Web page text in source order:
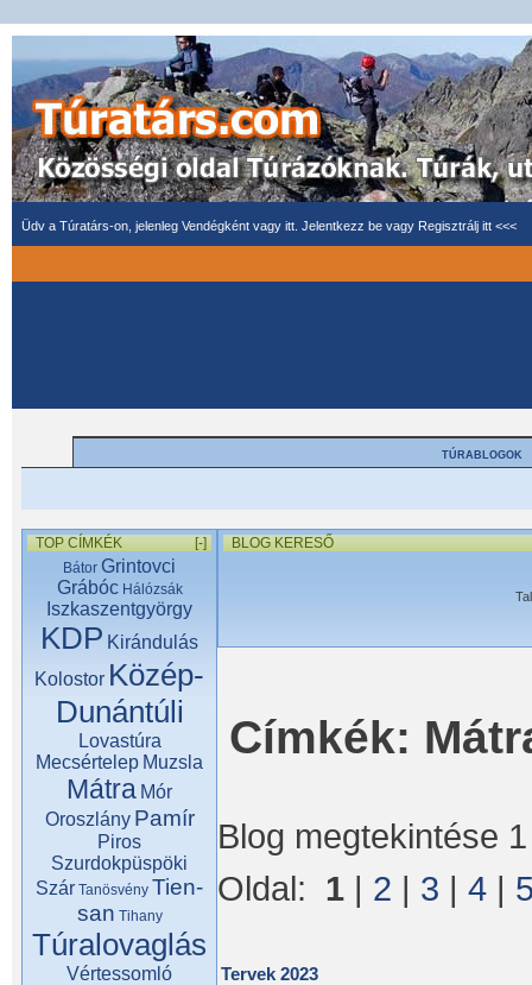
Üdv a Túratárs-on, jelenleg Vendégként vagy itt. Jelentkezz be vagy Regisztrálj itt <<<
TÚRABLOGOK
TOP CÍMKÉK
[-]
Bátor Grintovci
Grábóc Hálózsák
Iszkaszentgyörgy
KDP Kirándulás
Kolostor Közép-
Dunántúli
Lovastúra
Mecsértelep Muzsla
Mátra Mór
Oroszlány Pamír
Piros
Szurdokpüspöki
Szár Tanösvény Tien-
san Tihany
Túralovaglás
Vértessomló
BLOG KERESŐ
Címkék:
Blog megtekintése
Oldal: 1 | 2 | 3 | 4 |
Tervek 2023